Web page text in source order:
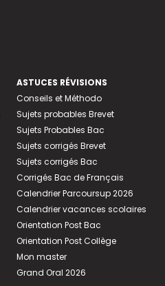
ASTUCES RÉVISIONS
Conseils et Méthodo
Sujets probables Brevet
Sujets Probables Bac
Sujets corrigés Brevet
Sujets corrigés Bac
Corrigés Bac de Français
Calendrier Parcoursup 2026
Calendrier vacances scolaires
Orientation Post Bac
Orientation Post Collège
Mon master
Grand Oral 2026